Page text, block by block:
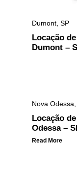
Dumont SP
Locação
Dumont –
Nova Odessa
Locação
Odessa –
Read More